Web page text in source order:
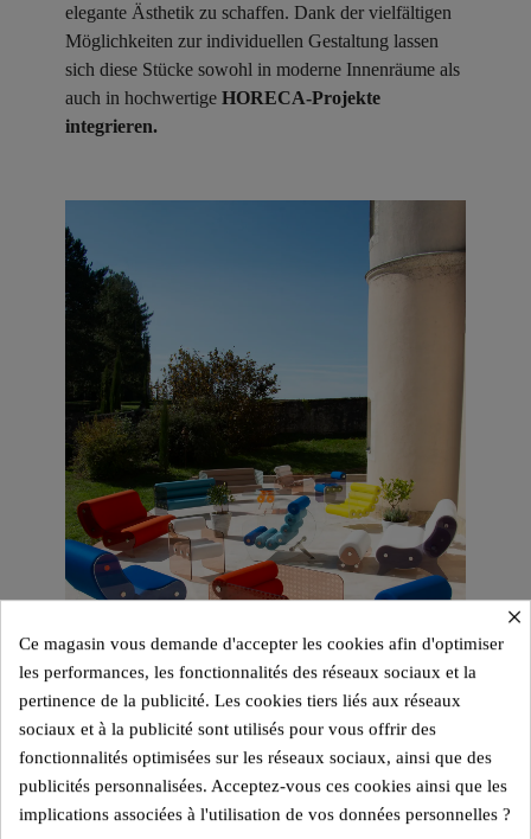
elegante Ästhetik zu schaffen. Dank der vielfältigen
Möglichkeiten zur individuellen Gestaltung lassen
sich diese Stücke sowohl in moderne Innenräume als
auch in hochwertige HORECA-Projekte
integrieren.
×
Ce magasin vous demande d'accepter les cookies afin d'optimiser
les performances, les fonctionnalités des réseaux sociaux et la
pertinence de la publicité. Les cookies tiers liés aux réseaux
sociaux et à la publicité sont utilisés pour vous offrir des
fonctionnalités optimisées sur les réseaux sociaux, ainsi que des
publicités personnalisées. Acceptez-vous ces cookies ainsi que les
implications associées à l'utilisation de vos données personnelles ?